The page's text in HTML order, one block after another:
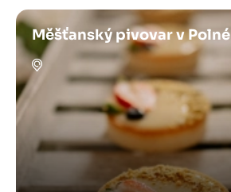
Měšťanský pivovar v Polné